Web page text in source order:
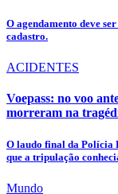
O agendamento deve
cadastro.
ACIDENTES
Voepass: no voo
morreram na
O laudo final da Polícia
que a tripulação
Mundo